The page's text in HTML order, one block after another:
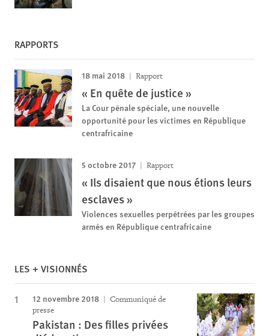
RAPPORTS
18 mai 2018 Rapport
« En quête de justice »
La Cour pénale spéciale, une nouvelle
opportunité pour les victimes en République
centrafricaine
5 octobre 2017 Rapport
« Ils disaient que nous étions leurs
esclaves »
Violences sexuelles perpétrées par les groupes
armés en République centrafricaine
LES + VISIONNÉS
12 novembre 2018
Communiqué de
presse
Pakistan : Des filles privées